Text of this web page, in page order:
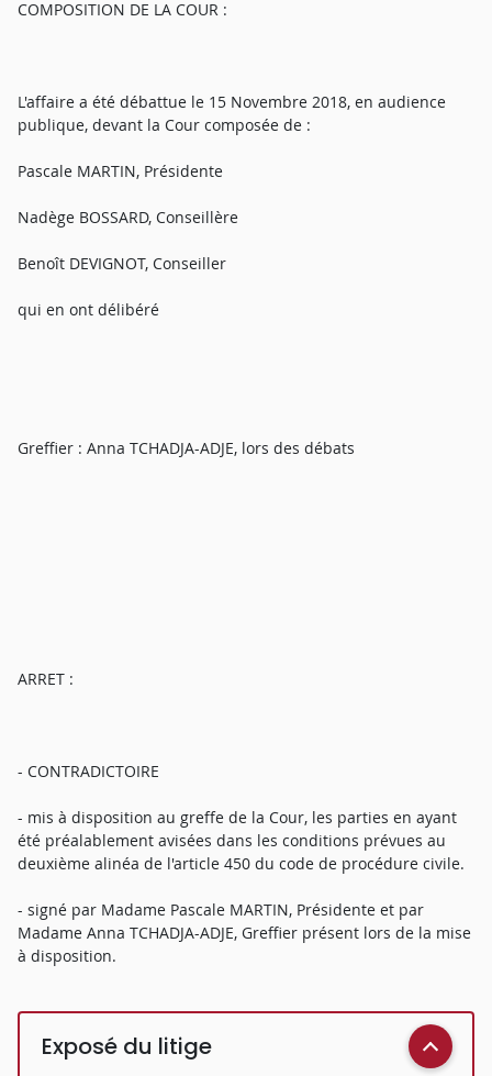
COMPOSITION DE LA COUR :
L'affaire a été débattue le 15 Novembre 2018, en audience
publique, devant la Cour composée de :
Pascale MARTIN, Présidente
Nadège BOSSARD, Conseillère
Benoît DEVIGNOT, Conseiller
qui en ont délibéré
Greffier : Anna TCHADJA-ADJE, lors des débats
ARRET :
- CONTRADICTOIRE
- mis à disposition au greffe de la Cour, les parties en ayant
été préalablement avisées dans les conditions prévues au
deuxième alinéa de l'article 450 du code de procédure civile.
- signé par Madame Pascale MARTIN, Présidente et par
Madame Anna TCHADJA-ADJE, Greffier présent lors de la mise
à disposition.
Exposé du litige